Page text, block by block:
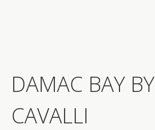
DAMAC BAY BY
CAVALLI